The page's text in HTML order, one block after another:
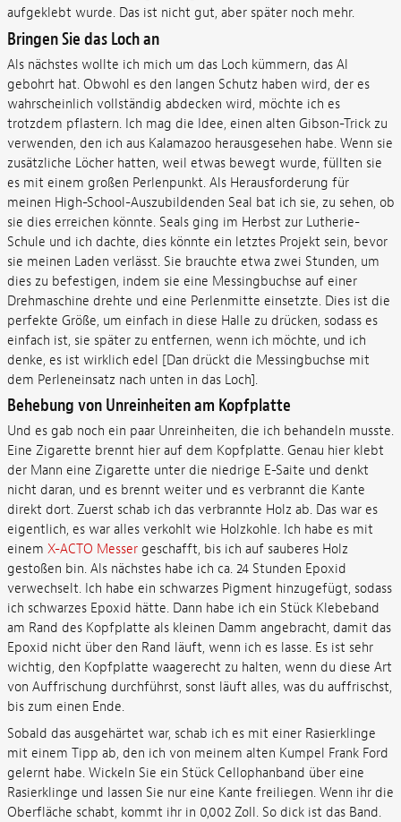
aufgeklebt wurde. Das ist nicht gut, aber später noch mehr.
Bringen Sie das Loch an
Als nächstes wollte ich mich um das Loch kümmern, das Al
gebohrt hat. Obwohl es den langen Schutz haben wird, der es
wahrscheinlich vollständig abdecken wird, möchte ich es
trotzdem pflastern. Ich mag die Idee, einen alten Gibson-Trick zu
verwenden, den ich aus Kalamazoo herausgesehen habe. Wenn sie
zusätzliche Löcher hatten, weil etwas bewegt wurde, füllten sie
es mit einem großen Perlenpunkt. Als Herausforderung für
meinen High-School-Auszubildenden Seal bat ich sie, zu sehen, ob
sie dies erreichen könnte. Seals ging im Herbst zur Lutherie-
Schule und ich dachte, dies könnte ein letztes Projekt sein, bevor
sie meinen Laden verlässt. Sie brauchte etwa zwei Stunden, um
dies zu befestigen, indem sie eine Messingbuchse auf einer
Drehmaschine drehte und eine Perlenmitte einsetzte. Dies ist die
perfekte Größe, um einfach in diese Halle zu drücken, sodass es
einfach ist, sie später zu entfernen, wenn ich möchte, und ich
denke, es ist wirklich edel [Dan drückt die Messingbuchse mit
dem Perleneinsatz nach unten in das Loch].
Behebung von Unreinheiten am Kopfplatte
Und es gab noch ein paar Unreinheiten, die ich behandeln musste.
Eine Zigarette brennt hier auf dem Kopfplatte. Genau hier klebt
der Mann eine Zigarette unter die niedrige E-Saite und denkt
nicht daran, und es brennt weiter und es verbrannt die Kante
direkt dort. Zuerst schab ich das verbrannte Holz ab. Das war es
eigentlich, es war alles verkohlt wie Holzkohle. Ich habe es mit
einem X-ACTO Messergeschafft, bis ich auf sauberes Holz
gestoßen bin. Als nächstes habe ich ca. 24 Stunden Epoxid
verwechselt. Ich habe ein schwarzes Pigment hinzugefügt, sodass
ich schwarzes Epoxid hätte. Dann habe ich ein Stück Klebeband
am Rand des Kopfplatte als kleinen Damm angebracht, damit das
Epoxid nicht über den Rand läuft, wenn ich es lasse. Es ist sehr
wichtig, den Kopfplatte waagerecht zu halten, wenn du diese Art
von Auffrischung durchführst, sonst läuft alles, was du auffrischst,
bis zum einen Ende.
Sobald das ausgehärtet war, schab ich es mit einer Rasierklinge
mit einem Tipp ab, den ich von meinem alten Kumpel Frank Ford
gelernt habe. Wickeln Sie ein Stück Cellophanband über eine
Rasierklinge und lassen Sie nur eine Kante freiliegen. Wenn ihr die
Oberfläche schabt, kommt ihr in 0,002 Zoll. So dick ist das Band.